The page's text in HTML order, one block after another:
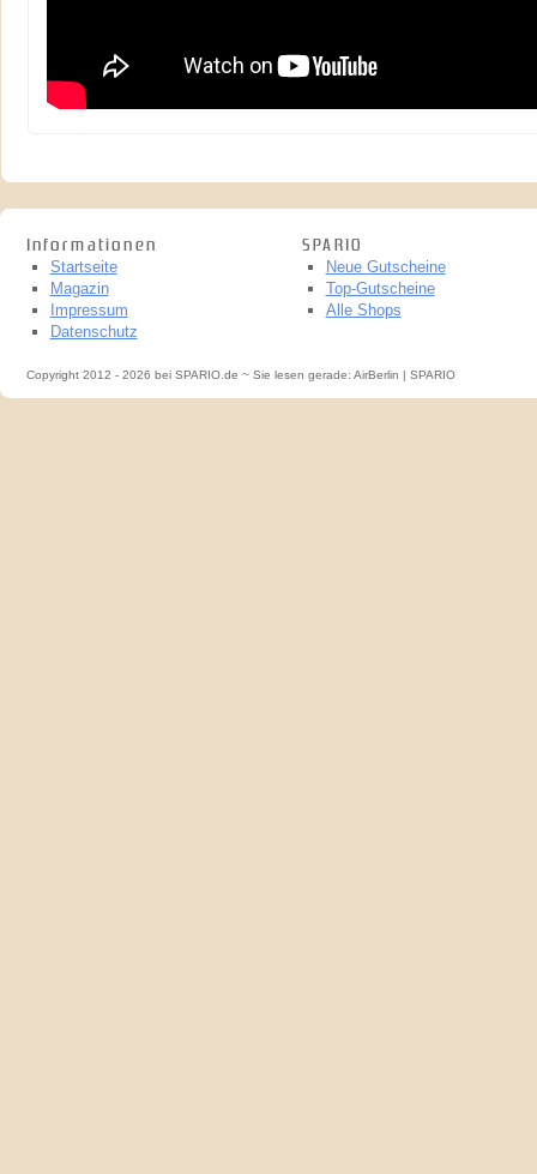
Informationen
Startseite
Magazin
Impressum
Datenschutz
SPARIO
Neue Gutscheine
Top-Gutscheine
Alle Shops
Copyright 2012 - 2026 bei SPARIO.de ~ Sie lesen gerade: AirBerlin | SPARIO